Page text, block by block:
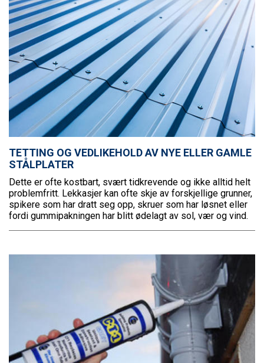
TETTING OG VEDLIKEHOLD AV NYE ELLER GAMLE
STÅLPLATER
Dette er ofte kostbart, svært tidkrevende og ikke alltid helt
problemfritt. Lekkasjer kan ofte skje av forskjellige grunner,
spikere som har dratt seg opp, skruer som har løsnet eller
fordi gummipakningen har blitt ødelagt av sol, vær og vind.